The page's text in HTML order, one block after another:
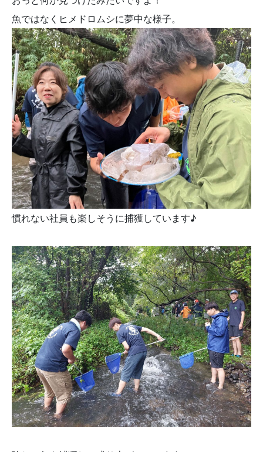
魚ではなくヒメドロムシに夢中な様子。
慣れない社員も楽しそうに捕獲しています♪